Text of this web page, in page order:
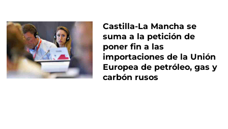
Castilla-La Mancha se
suma a la petición de
poner fin a las
importaciones de la Unión
Europea de petróleo, gas y
carbón rusos